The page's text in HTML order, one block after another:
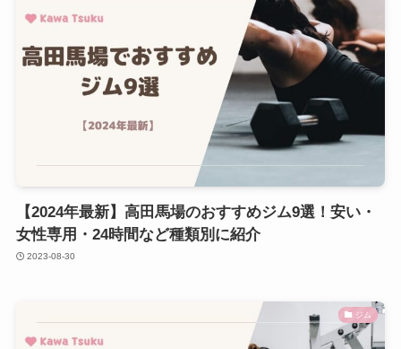
【2024年最新】高田馬場のおすすめジム9選！安い・
女性専用・24時間など種類別に紹介
2023-08-30
ジム